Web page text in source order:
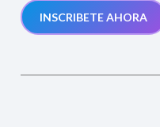
INSCRIBETE AHORA